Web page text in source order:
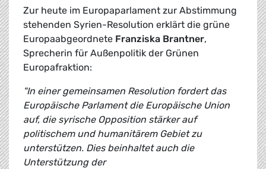
Zur heute im Europaparlament zur Abstimmung
stehenden Syrien-Resolution erklärt die grüne
Europaabgeordnete Franziska Brantner,
Sprecherin für Außenpolitik der Grünen
Europafraktion:
"In einer gemeinsamen Resolution fordert das
Europäische Parlament die Europäische Union
auf, die syrische Opposition stärker auf
politischem und humanitärem Gebiet zu
unterstützen. Dies beinhaltet auch die
Unterstützung der